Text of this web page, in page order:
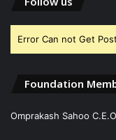
Error Can not Get
Foundation
Omprakash Sahoo C.E.O